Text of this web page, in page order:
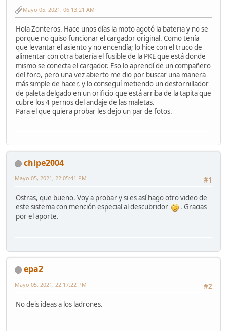
Mayo 05, 2021, 06:13:21 AM
Hola Zonteros. Hace unos días la moto agotó la bateria y no se
porque no quiso funcionar el cargador original. Como tenía
que levantar el asiento y no encendía; lo hice con el truco de
alimentar con otra batería el fusible de la PKE que está donde
mismo se conecta el cargador. Eso lo aprendí de un compañero
del foro, pero una vez abierto me dio por buscar una manera
más simple de hacer, y lo conseguí metiendo un destornillador
de paleta delgado en un orificio que está arriba de la tapita que
cubre los 4 pernos del anclaje de las maletas.
Para el que quiera probar les dejo un par de fotos.
chipe2004
#1
Mayo 05, 2021, 22:05:41 PM
Ostras, que bueno. Voy a probar y si es así hago otro video de
este sistema con mención especial al descubridor
. Gracias
por el aporte.
epa2
#2
Mayo 05, 2021, 22:17:22 PM
No deis ideas a los ladrones.